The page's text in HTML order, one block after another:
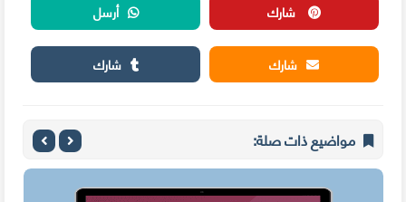
شارك
أرسل
شارك
شارك
مواضيع ذات صلة: